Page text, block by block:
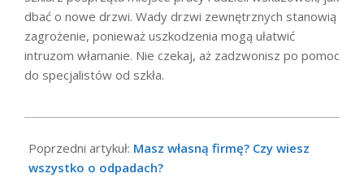
dbać o nowe drzwi. Wady drzwi zewnętrznych stanowią
zagrożenie, ponieważ uszkodzenia mogą ułatwić
intruzom włamanie. Nie czekaj, aż zadzwonisz po pomoc
do specjalistów od szkła.
06-
10
Poprzedni artykuł: Masz własną firmę? Czy wiesz
wszystko o odpadach?